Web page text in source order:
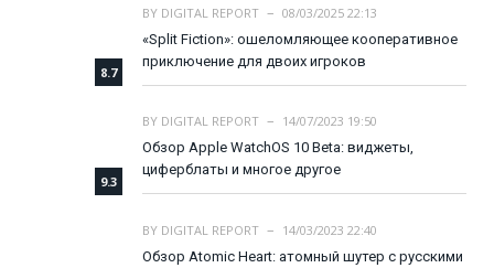
8.7
BY DIGITAL REPORT
08/03/2025 22:13
«Split Fiction»: ошеломляющее кооперативное
приключение для двоих игроков
9.3
BY DIGITAL REPORT
14/07/2023 19:50
Обзор Apple WatchOS 10 Beta: виджеты,
циферблаты и многое другое
BY DIGITAL REPORT
14/03/2023 22:40
Обзор Atomic Heart: атомный шутер с русскими